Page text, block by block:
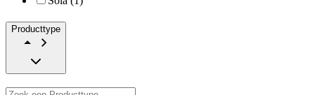
Producttype